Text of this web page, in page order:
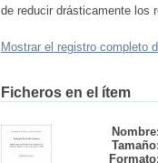
de reducir drásticamente los
Mostrar el registro completo
Ficheros en el ítem